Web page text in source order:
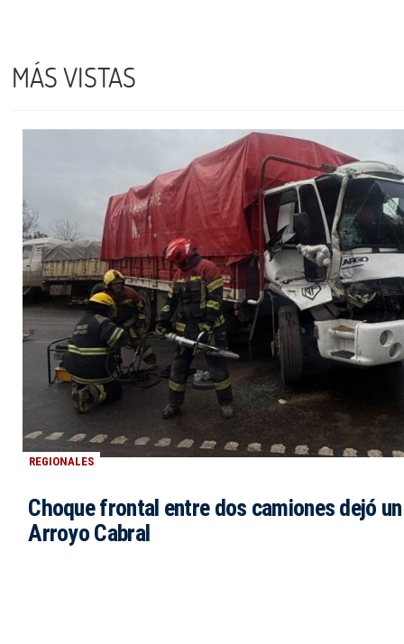
MÁS VISTAS
REGIONALES
Choque frontal entre dos camiones dejó
Arroyo Cabral